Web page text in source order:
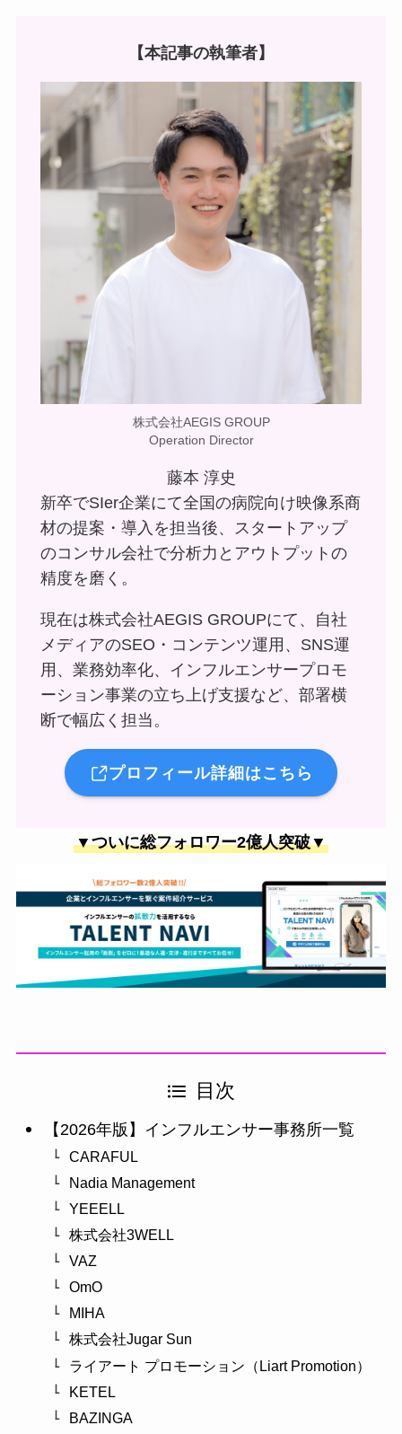
【本記事の執筆者】
株式会社AEGIS GROUP
Operation Director
藤本 淳史
新卒でSIer企業にて全国の病院向け映像系商
材の提案・導入を担当後、スタートアップ
のコンサル会社で分析力とアウトプットの
精度を磨く。
現在は株式会社AEGIS GROUPにて、自社
メディアのSEO・コンテンツ運用、SNS運
用、業務効率化、インフルエンサープロモ
ーション事業の立ち上げ支援など、部署横
断で幅広く担当。
プロフィール詳細はこちら
▼ついに総フォロワー2億人突破▼
目次
【2026年版】インフルエンサー事務所一覧
CARAFUL
Nadia Management
YEEELL
株式会社3WELL
VAZ
OmO
MIHA
株式会社Jugar Sun
ライアート プロモーション（Liart Promotion）
KETEL
BAZINGA